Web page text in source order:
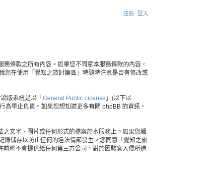
登入
註冊
條款之所有內容。如果您不同意本服務條款的內容，
您在使用「覺知之旅討論區」時隨時注意是否有修改或
版系統是以「 General Public License 」(以下以
舉止負責。如果您想知道更多有關 phpBB 的資訊，
文字、圖片或任何形式的檔案於本服務上。如果您觸
錄儲存以防止任何的違法情節發生。您同意「覺知之旅
將不會提供給任何第三方公司，對於因駭客入侵所造